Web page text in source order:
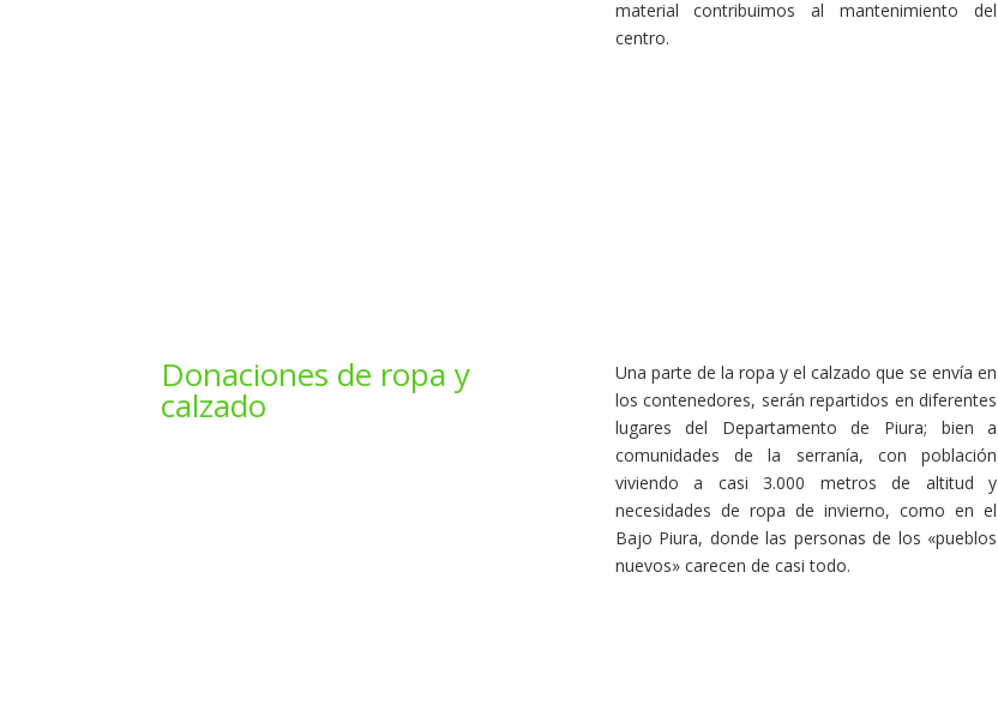
material contribuimos al mantenimiento del
centro.
Donaciones de ropa y
calzado
Una parte de la ropa y el calzado que se envía en
los contenedores, serán repartidos en diferentes
lugares del Departamento de Piura; bien a
comunidades de la serranía, con población
viviendo a casi 3.000 metros de altitud y
necesidades de ropa de invierno, como en el
Bajo Piura, donde las personas de los «pueblos
nuevos» carecen de casi todo.